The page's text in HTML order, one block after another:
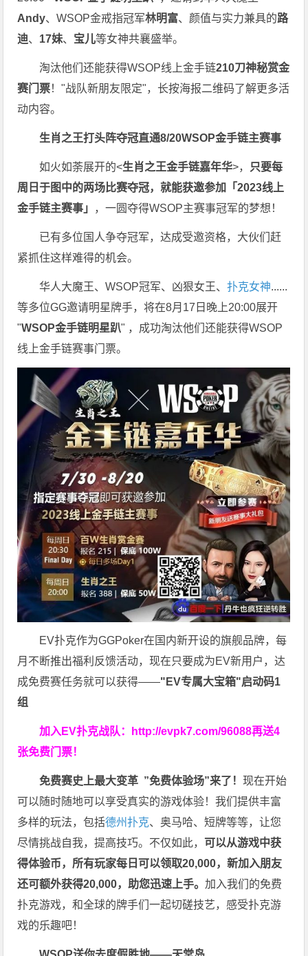
Andy、WSOP金戒指冠军林明富、颜值与实力兼具的路
迪、 17妹、 宝儿等女神共襄盛举。
淘汰他们还能获得WSOP线上金手链210刀神秘赏金
赛门票！"战队新朋友限定"，长按海报二维码了解更多活
动内容。
生肖之王打头阵夺冠直通8/20WSOP金手链主赛事
如火如荼展开的<生肖之王金手链嘉年华>， 只要每
周日于图中的两场比赛夺冠，就能获邀参加「2023线上
金手链主赛事」 ，一圆夺得WSOP主赛事冠军的梦想！
已有多位国人争夺冠军，达成受邀资格，大伙们赶
紧抓住这样难得的机会。
华人大魔王、WSOP冠军、凶狠女王、扑克女神......
等多位GG邀请明星牌手，将在8月17日晚上20:00展开
"WSOP金手链明星趴" ，成功淘汰他们还能获得WSOP
线上金手链赛事门票。
EV扑克作为GGPoker在国内新开设的旗舰品牌，每
月不断推出福利反馈活动，现在只要成为EV新用户，达
成免费赛任务就可以获得——"EV专属大宝箱"启动码1
组
加入EV扑克战队： http://evpk7.com/96088再送4
张免费门票！
免费赛史上最大变革 ”免费体验场”来了！现在开始
可以随时随地可以享受真实的游戏体验！我们提供丰富
多样的玩法，包括德州扑克、奥马哈、短牌等等，让您
尽情挑战自我，提高技巧。不仅如此， 可以从游戏中获
得体验币，所有玩家每日可以领取20,000，新加入朋友
还可额外获得20,000，助您迅速上手。加入我们的免费
扑克游戏，和全球的牌手们一起切磋技艺，感受扑克游
戏的乐趣吧！